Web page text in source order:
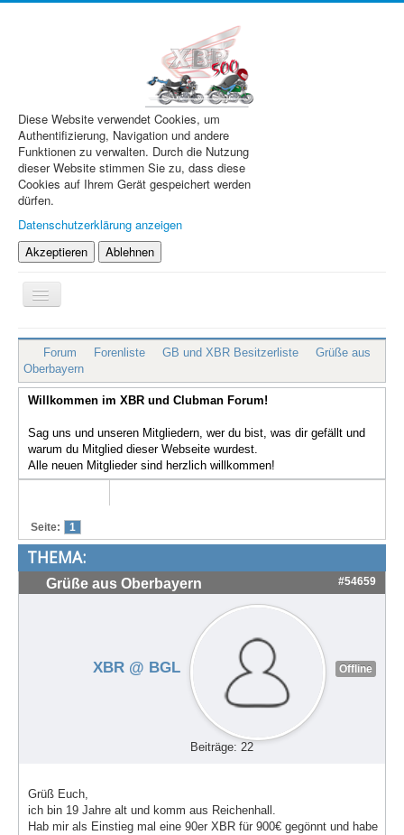
Diese Website verwendet Cookies, um
Authentifizierung, Navigation und andere
Funktionen zu verwalten. Durch die Nutzung
dieser Website stimmen Sie zu, dass diese
Cookies auf Ihrem Gerät gespeichert werden
dürfen.
Datenschutzerklärung anzeigen
Akzeptieren
Ablehnen
Navigation
an/aus
XBR.de
Technik
Forum
Treffen & Touren
Cafe-Ecke
Forum Forenliste GB und XBR Besitzerliste
Grüße aus
Oberbayern
Willkommen im XBR und Clubman Forum!
Sag uns und unseren Mitgliedern, wer du bist, was dir gefällt und
warum du Mitglied dieser Webseite wurdest.
Alle neuen Mitglieder sind herzlich willkommen!
Seite: 1
THEMA:
Grüße aus Oberbayern #54659
XBR @ BGL Offline
Beiträge: 22
Grüß Euch,
ich bin 19 Jahre alt und komm aus Reichenhall.
Hab mir als Einstieg mal eine 90er XBR für 900€ gegönnt und habe